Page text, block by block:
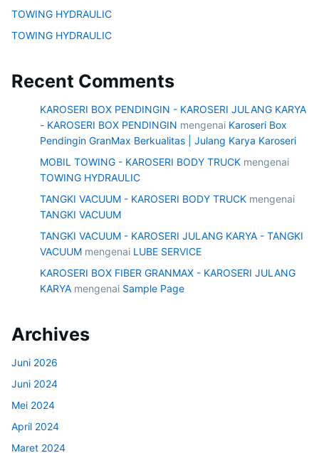
TOWING HYDRAULIC
TOWING HYDRAULIC
Recent Comments
KAROSERI BOX PENDINGIN - KAROSERI JULANG KARYA
- KAROSERI BOX PENDINGIN mengenai Karoseri Box
Pendingin GranMax Berkualitas | Julang Karya Karoseri
MOBIL TOWING - KAROSERI BODY TRUCK mengenai
TOWING HYDRAULIC
TANGKI VACUUM - KAROSERI BODY TRUCK mengenai
TANGKI VACUUM
TANGKI VACUUM - KAROSERI JULANG KARYA - TANGKI
VACUUM mengenai LUBE SERVICE
KAROSERI BOX FIBER GRANMAX - KAROSERI JULANG
KARYA mengenai Sample Page
Archives
Juni 2026
Juni 2024
Mei 2024
April 2024
Maret 2024